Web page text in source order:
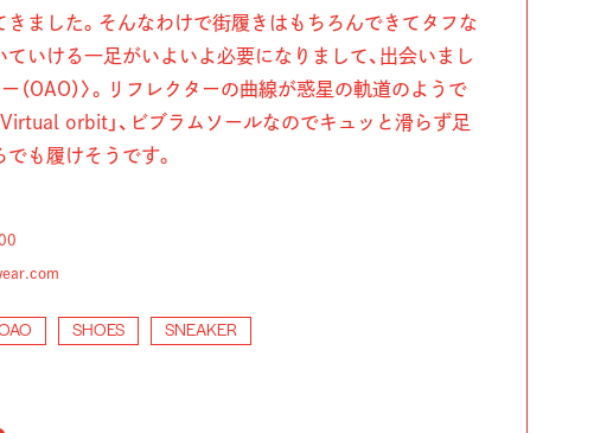
きました。そんなわけで街履きはもちろんできてタフな
ていける一足がいよいよ必要になりまして、出会いまし
（OAO）〉。リフレクターの曲線が惑星の軌道のようで
Virtual orbit」、ビブラムソールなのでキュッと滑らず足
も履けそうです。
SHOES SNEAKER